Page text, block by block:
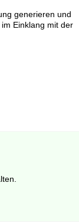
generieren und
Einklang mit der